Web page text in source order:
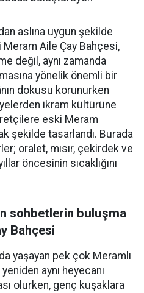
aslına uygun şekilde
Aile Çay Bahçesi,
değil, aynı zamanda
yönelik önemli bir
dokusu korunurken
ikram kültürüne
eski Meram
şekilde tasarlandı. Burada
oralet, mısır, çekirdek ve
öncesinin sıcaklığını
sohbetlerin buluşma
Bahçesi
yaşayan pek çok Meramlı
aynı heyecanı
olurken, genç kuşaklara